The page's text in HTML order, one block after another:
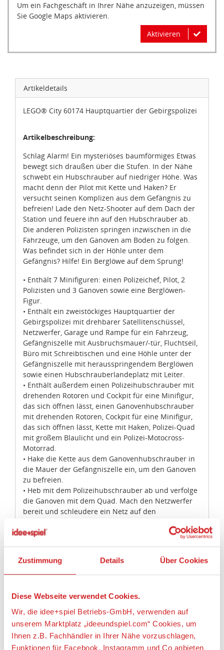
Zustimmung Details Über Cookies
Diese Webseite verwendet Cookies.
Wir, die idee+spiel Betriebs-GmbH, verwenden auf
unserem Marktplatz „ideeundspiel.com“ Cookies, um
Ihnen z.B. Fachhändler in Ihrer Nähe vorzuschlagen,
Funktionen für Facebook, Instagramm und Co anbieten
Um ein Fachgeschäft in Ihrer Nähe anzuzeigen, müssen
Sie Google Maps aktivieren.
Aktivieren
Artikeldetails
LEGO® City 60174 Hauptquartier der Gebirgspolizei
Artikelbeschreibung:
Schlag Alarm! Ein mysteriöses baumförmiges Etwas
bewegt sich draußen über die Stufen. In der Nähe
schwebt ein Hubschrauber auf niedriger Höhe. Was
macht denn der Pilot mit Kette und Haken? Er
versucht seinen Komplizen aus dem Gefängnis zu
befreien! Lade den Netz-Shooter auf dem Dach der
Station und feuere ihn auf den Hubschrauber ab.
Die anderen Polizisten springen inzwischen in die
Fahrzeuge, um den Ganoven am Boden zu folgen.
Was befindet sich in der Höhle unter dem
Gefängnis? Hilfe! Ein Berglöwe auf dem Sprung!
• Enthält 7 Minifiguren: einen Polizeichef, Pilot, 2
Polizisten und 3 Ganoven sowie eine Berglöwen-
Figur.
• Enthält ein zweistöckiges Hauptquartier der
Gebirgspolizei mit drehbarer Satellitenschüssel,
Netzwerfer, Garage und Rampe für ein Fahrzeug,
Gefängniszelle mit Ausbruchsmauer/-tür, Fluchtseil,
Büro mit Schreibtischen und eine Höhle unter der
Gefängniszelle mit herausspringendem Berglöwen
sowie einen Hubschrauberlandeplatz mit Leiter.
• Enthält außerdem einen Polizeihubschrauber mit
drehenden Rotoren und Cockpit für eine Minifigur,
das sich öffnen lässt, einen Ganovenhubschrauber
mit drehenden Rotoren, Cockpit für eine Minifigur,
das sich öffnen lässt, Kette mit Haken, Polizei-Quad
mit großem Blaulicht und ein Polizei-Motocross-
Motorrad.
• Hake die Kette aus dem Ganovenhubschrauber in
die Mauer der Gefängniszelle ein, um den Ganoven
zu befreien.
• Heb mit dem Polizeihubschrauber ab und verfolge
die Ganoven mit dem Quad. Mach den Netzwerfer
bereit und schleudere ein Netz auf den
zwingen.
sodass der Berglöwe die Ganoven anspringt.
• Als Zubehör sind 2 Tassen, 2 Goldbarren, Netz,
Fernglas, Funkgerät, Taschenlampe, Megafon und 3
• Dieses aufregende Kinderspielzeug ist für Kinder
• Der Polizeihubschrauber ist über 7 cm hoch, 19 cm
lang und 16 cm breit
• Der Hubschrauber der Ganoven ist über 8 cm hoch,